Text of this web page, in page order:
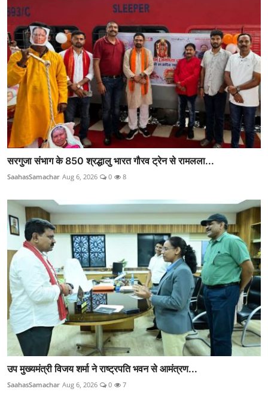
सरगुजा संभाग के 850 श्रद्धालु भारत गौरव ट्रेन से रामलला...
SaahasSamachar Aug 6, 2026 0 8
उप मुख्यमंत्री विजय शर्मा ने राष्ट्रपति भवन से आमंत्रण...
SaahasSamachar Aug 6, 2026 0 7